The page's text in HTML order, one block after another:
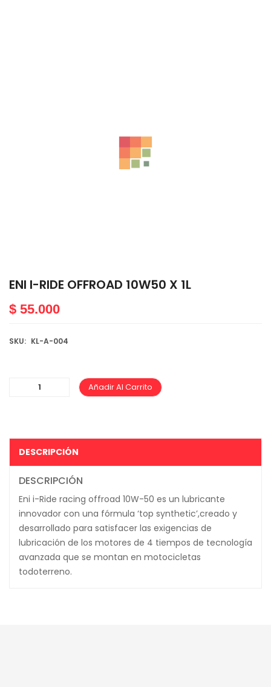
ENI I-RIDE OFFROAD 10W50 X 1L
$ 55.000
SKU: KL-A-004
Añadir Al Carrito
DESCRIPCIÓN
DESCRIPCIÓN
Eni i-Ride racing offroad 10W-50 es un lubricante
innovador con una fórmula ‘top synthetic’,creado y
desarrollado para satisfacer las exigencias de
lubricación de los motores de 4 tiempos de tecnología
avanzada que se montan en motocicletas
todoterreno.